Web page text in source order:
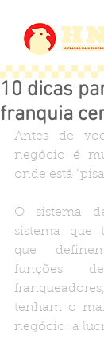
10 dicas
franquia
Antes de
negócio é
onde está
O sistema
sistema que
que
funções
tenham o
negócio: a